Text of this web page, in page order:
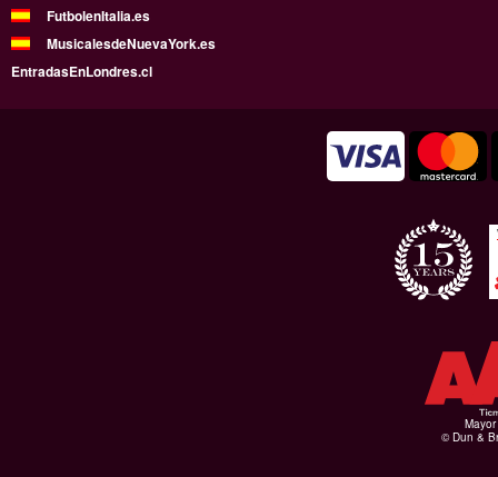
FutbolenItalia.es
MusicalesdeNuevaYork.es
EntradasEnLondres.cl
© Dun &